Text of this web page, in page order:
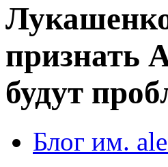
признать
будут
Блог им.